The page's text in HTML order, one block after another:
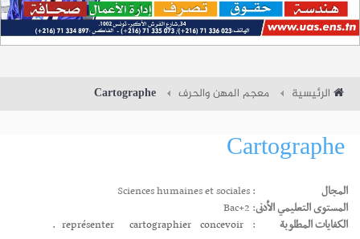
الرئيسية معجم المهن والحرف Cartographe
Cartographe
المجال
: Sciences humaines et sociales
المستوى التعليمي الأدنى: Bac+2
الكفايات المطلوبة
:
représenter cartographier concevoir.